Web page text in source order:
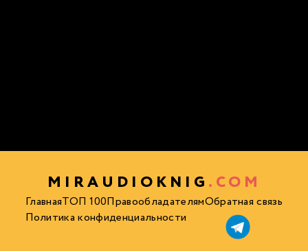
MIRAUDIOKNIG .COM
ГлавнаяТОП 100ПравообладателямОбратная связь
Политика конфиденциальности